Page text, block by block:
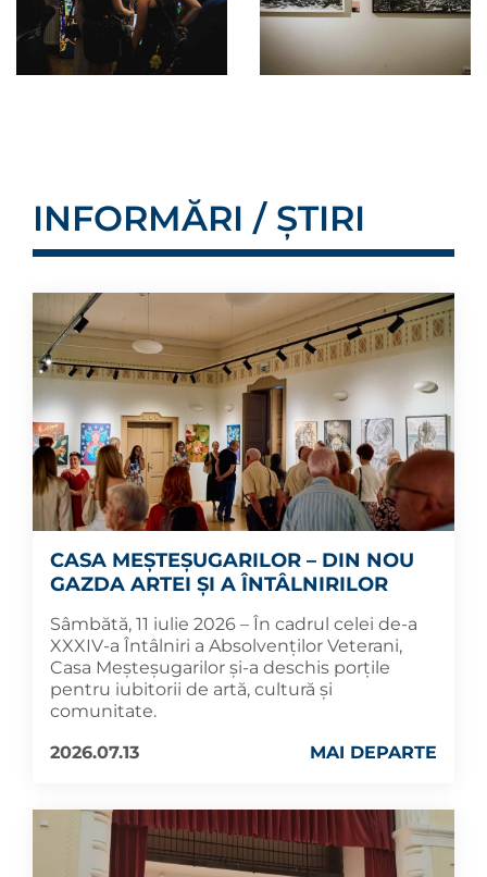
INFORMĂRI / ȘTIRI
CASA MEȘTEȘUGARILOR – DIN NOU
GAZDA ARTEI ȘI A ÎNTÂLNIRILOR
Sâmbătă, 11 iulie 2026 – În cadrul celei de-a
XXXIV-a Întâlniri a Absolvenților Veterani,
Casa Meșteșugarilor și-a deschis porțile
pentru iubitorii de artă, cultură și
comunitate.
2026.07.13
MAI DEPARTE